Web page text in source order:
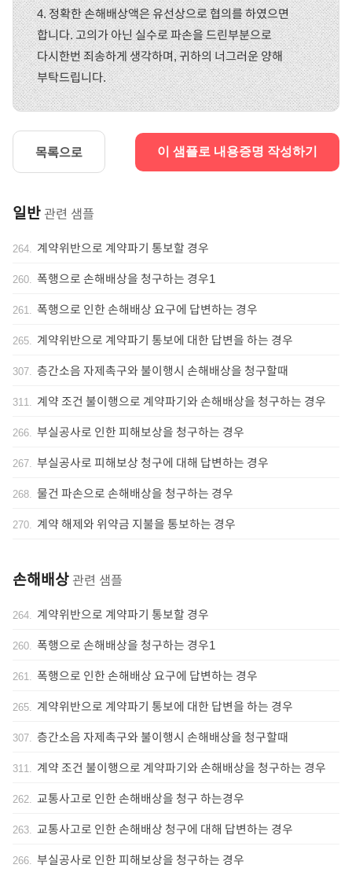
4. 정확한 손해배상액은 유선상으로 협의를 하였으면
합니다. 고의가 아닌 실수로 파손을 드린부분으로
다시한번 죄송하게 생각하며, 귀하의 너그러운 양해
부탁드립니다.
목록으로 이 샘플로 내용증명 작성하기
일반 관련 샘플
264. 계약위반으로 계약파기 통보할 경우
260. 폭행으로 손해배상을 청구하는 경우1
261. 폭행으로 인한 손해배상 요구에 답변하는 경우
265. 계약위반으로 계약파기 통보에 대한 답변을 하는 경우
307. 층간소음 자제촉구와 불이행시 손해배상을 청구할때
311. 계약 조건 불이행으로 계약파기와 손해배상을 청구하는 경우
266. 부실공사로 인한 피해보상을 청구하는 경우
267. 부실공사로 피해보상 청구에 대해 답변하는 경우
268. 물건 파손으로 손해배상을 청구하는 경우
270. 계약 해제와 위약금 지불을 통보하는 경우
손해배상 관련 샘플
264. 계약위반으로 계약파기 통보할 경우
260. 폭행으로 손해배상을 청구하는 경우1
261. 폭행으로 인한 손해배상 요구에 답변하는 경우
265. 계약위반으로 계약파기 통보에 대한 답변을 하는 경우
307. 층간소음 자제촉구와 불이행시 손해배상을 청구할때
311. 계약 조건 불이행으로 계약파기와 손해배상을 청구하는 경우
262. 교통사고로 인한 손해배상을 청구 하는경우
263. 교통사고로 인한 손해배상 청구에 대해 답변하는 경우
266. 부실공사로 인한 피해보상을 청구하는 경우